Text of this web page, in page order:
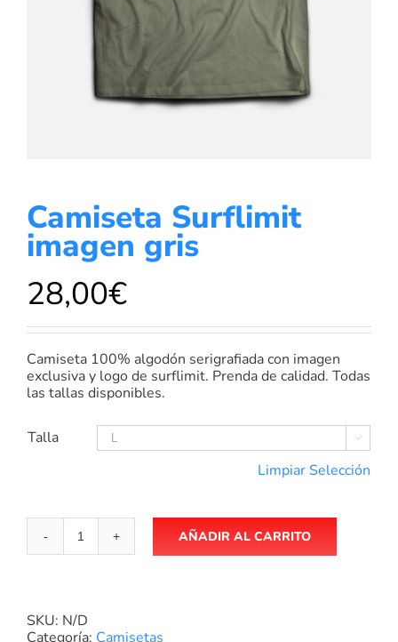
Camiseta Surflimit
imagen gris
28,00€
Camiseta 100% algodón serigrafiada con imagen
exclusiva y logo de surflimit. Prenda de calidad. Todas
las tallas disponibles.
Talla 
Limpiar Selección
Camiseta
Surflimit
cantidad
AÑADIR AL CARRITO
SKU: N/D
Categoría: Camisetas